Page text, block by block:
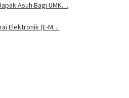
Asuh Bagi UMK…
Elektronik (E-M…